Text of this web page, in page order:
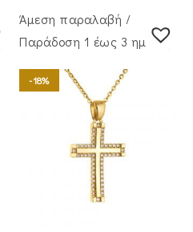
Άμεση παραλαβή /
Παράδoση 1 έως 3 ημέρες
-18%